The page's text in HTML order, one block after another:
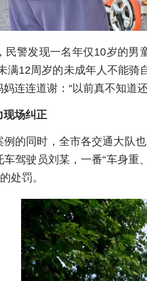
民警发现一名年仅10岁的
满12周岁的未成年人不能
连连道谢：“以前真不知道
现场纠正
例的同时，全市各交通大队
车驾驶员刘某，一番“车身
处罚。